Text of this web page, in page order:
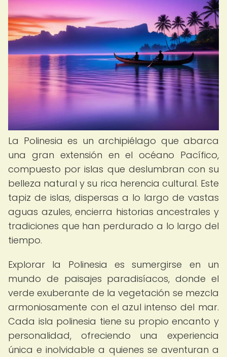
La Polinesia es un archipiélago que abarca
una gran extensión en el océano Pacífico,
compuesto por islas que deslumbran con su
belleza natural y su rica herencia cultural. Este
tapiz de islas, dispersas a lo largo de vastas
aguas azules, encierra historias ancestrales y
tradiciones que han perdurado a lo largo del
tiempo.
Explorar la Polinesia es sumergirse en un
mundo de paisajes paradisíacos, donde el
verde exuberante de la vegetación se mezcla
armoniosamente con el azul intenso del mar.
Cada isla polinesia tiene su propio encanto y
personalidad, ofreciendo una experiencia
única e inolvidable a quienes se aventuran a